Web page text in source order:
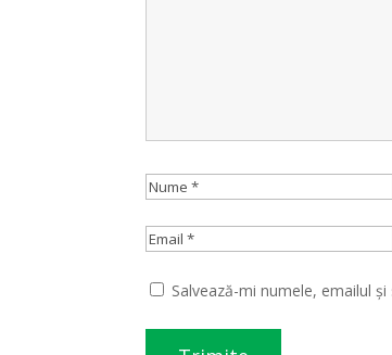
Salvează-mi numele, emailul